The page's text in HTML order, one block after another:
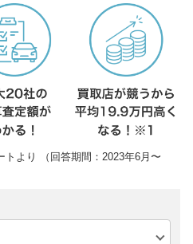
より （回答期間：2023年6月〜